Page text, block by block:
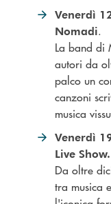
Venerdì
Nomadi.
La band di
autori da
palco un
canzoni
musica
Venerdì
Live Show.
Da oltre
tra musica